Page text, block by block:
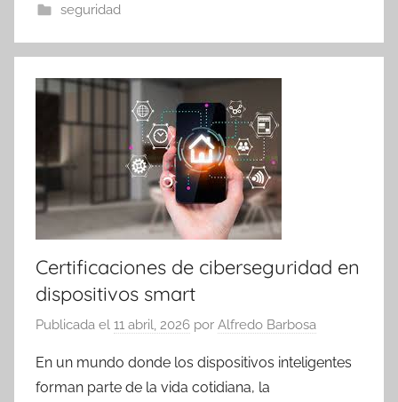
seguridad
Certificaciones de ciberseguridad en
dispositivos smart
Publicada el 11 abril, 2026 por Alfredo Barbosa
En un mundo donde los dispositivos inteligentes
forman parte de la vida cotidiana, la